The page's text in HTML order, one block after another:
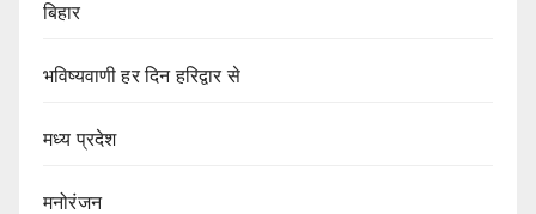
बिहार
भविष्यवाणी हर दिन हरिद्वार से
मध्य प्रदेश
मनोरंजन